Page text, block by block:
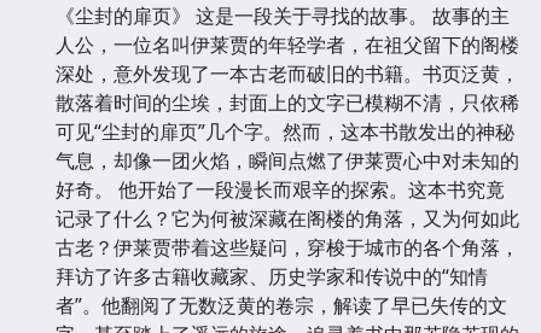
《尘封的扉页》 这是一段关于寻找的故事。 故事的主
人公，一位名叫伊莱贾的年轻学者，在祖父留下的阁楼
深处，意外发现了一本古老而破旧的书籍。书页泛黄，
散落着时间的尘埃，封面上的文字已模糊不清，只依稀
可见“尘封的扉页”几个字。然而，这本书散发出的神秘
气息，却像一团火焰，瞬间点燃了伊莱贾心中对未知的
好奇。 他开始了一段漫长而艰辛的探索。这本书究竟
记录了什么？它为何被深藏在阁楼的角落，又为何如此
古老？伊莱贾带着这些疑问，穿梭于城市的各个角落，
拜访了许多古籍收藏家、历史学家和传说中的“知情
者”。他翻阅了无数泛黄的卷宗，解读了早已失传的文